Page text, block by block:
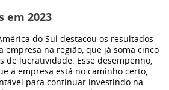
elétricos
Bronco
em 2023
do Sul destacou os resultados
empresa na região, que já soma cinco
de lucratividade. Esse desempenho,
a empresa está no caminho certo,
para continuar investindo na